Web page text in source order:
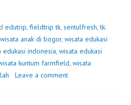
edutrip, fieldtrip tk, sentulfresh,tk.
wisata anak di bogor, wisata edukasi
edukasi indonesia, wisata edukasi
kuntum farmfield, wisata
Leave a comment